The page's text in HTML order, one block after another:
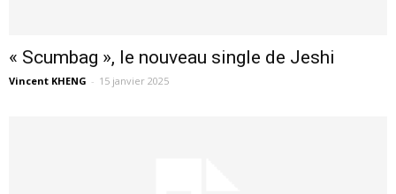
« Scumbag », le nouveau single de Jeshi
Vincent KHENG - 15 janvier 2025